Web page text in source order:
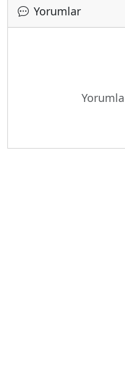
Yorumlar